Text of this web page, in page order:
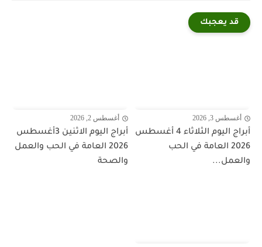
قد يعجبك
أغسطس 3, 2026
أبراج اليوم الثلاثاء 4 أغسطس
2026 العامة في الحب
والعمل...
أغسطس 2, 2026
أبراج اليوم الاثنين 3أغسطس
2026 العامة في الحب والعمل
والصحة